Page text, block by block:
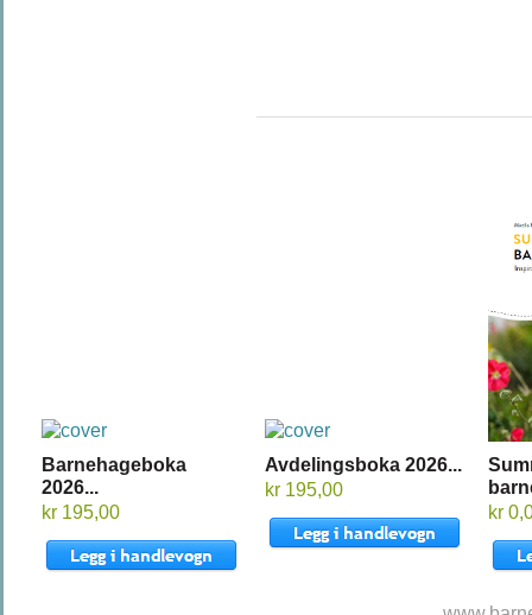
Barnehageboka
2026...
kr 195,00
Avdelingsboka 2026...
kr 195,00
kr